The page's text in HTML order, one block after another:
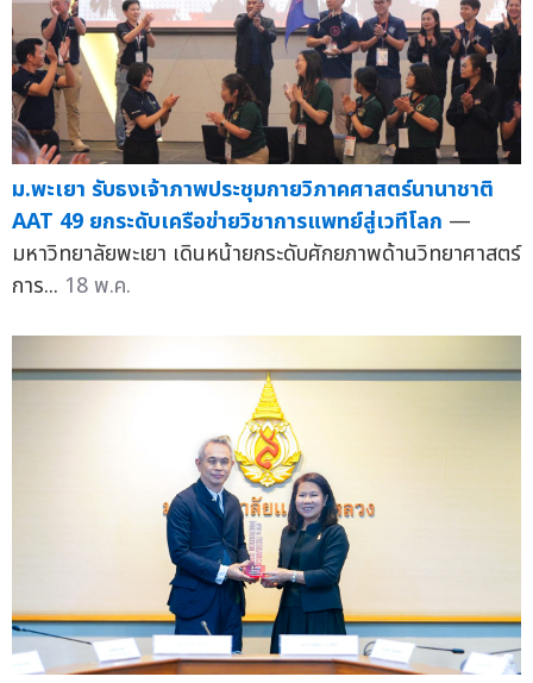
ม.พะเยา รับธงเจ้าภาพประชุมกายวิภาคศาสตร์นานาชาติ
AAT 49 ยกระดับเครือข่ายวิชาการแพทย์สู่เวทีโลก —
มหาวิทยาลัยพะเยา เดินหน้ายกระดับศักยภาพด้านวิทยาศาสตร์
การ... 18 พ.ค.